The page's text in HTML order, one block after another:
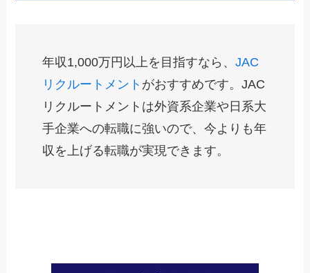
年収1,000万円以上を目指すなら、JAC
リクルートメント がおすすめです。JAC
リクルートメントは外資系企業や日系大
手企業への転職に強いので、今よりも年
収を上げる転職が実現できます。